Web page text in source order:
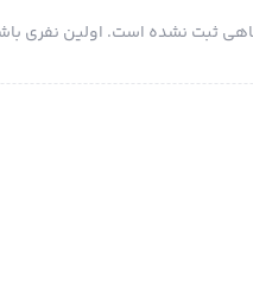
ثبت نشده است. اولین نفری